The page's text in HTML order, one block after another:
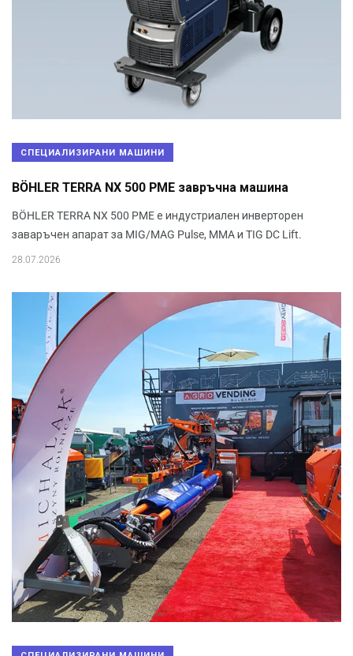
СПЕЦИАЛИЗИРАНИ МАШИНИ
BÖHLER TERRA NX 500 PME завръчна машина
BÖHLER TERRA NX 500 PME е индустриален инверторен
заваръчен апарат за MIG/MAG Pulse, MMA и TIG DC Lift.
28.07.2026